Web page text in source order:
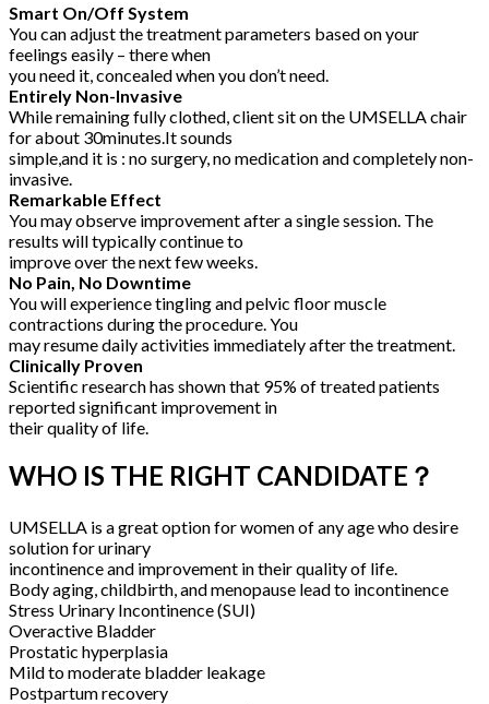
Smart On/Off System
You can adjust the treatment parameters based on your
feelings easily – there when
you need it, concealed when you don’t need.
Entirely Non-Invasive
While remaining fully clothed, client sit on the UMSELLA chair
for about 30minutes.It sounds
simple,and it is : no surgery, no medication and completely non-
invasive.
Remarkable Effect
You may observe improvement after a single session. The
results will typically continue to
improve over the next few weeks.
No Pain, No Downtime
You will experience tingling and pelvic floor muscle
contractions during the procedure. You
may resume daily activities immediately after the treatment.
Clinically Proven
Scientific research has shown that 95% of treated patients
reported significant improvement in
their quality of life.
WHO IS THE RIGHT CANDIDATE？
UMSELLA is a great option for women of any age who desire
solution for urinary
incontinence and improvement in their quality of life.
Body aging, childbirth, and menopause lead to incontinence
Stress Urinary Incontinence (SUI)
Overactive Bladder
Prostatic hyperplasia
Mild to moderate bladder leakage
Postpartum recovery